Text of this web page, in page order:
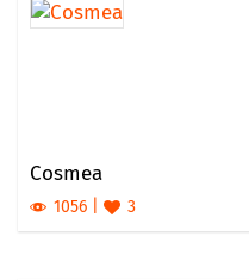
Cosmea
1056 3